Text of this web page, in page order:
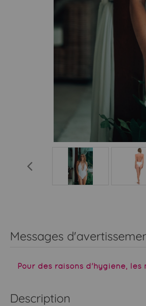
Messages
Pour des raisons d'hygiène,
Description